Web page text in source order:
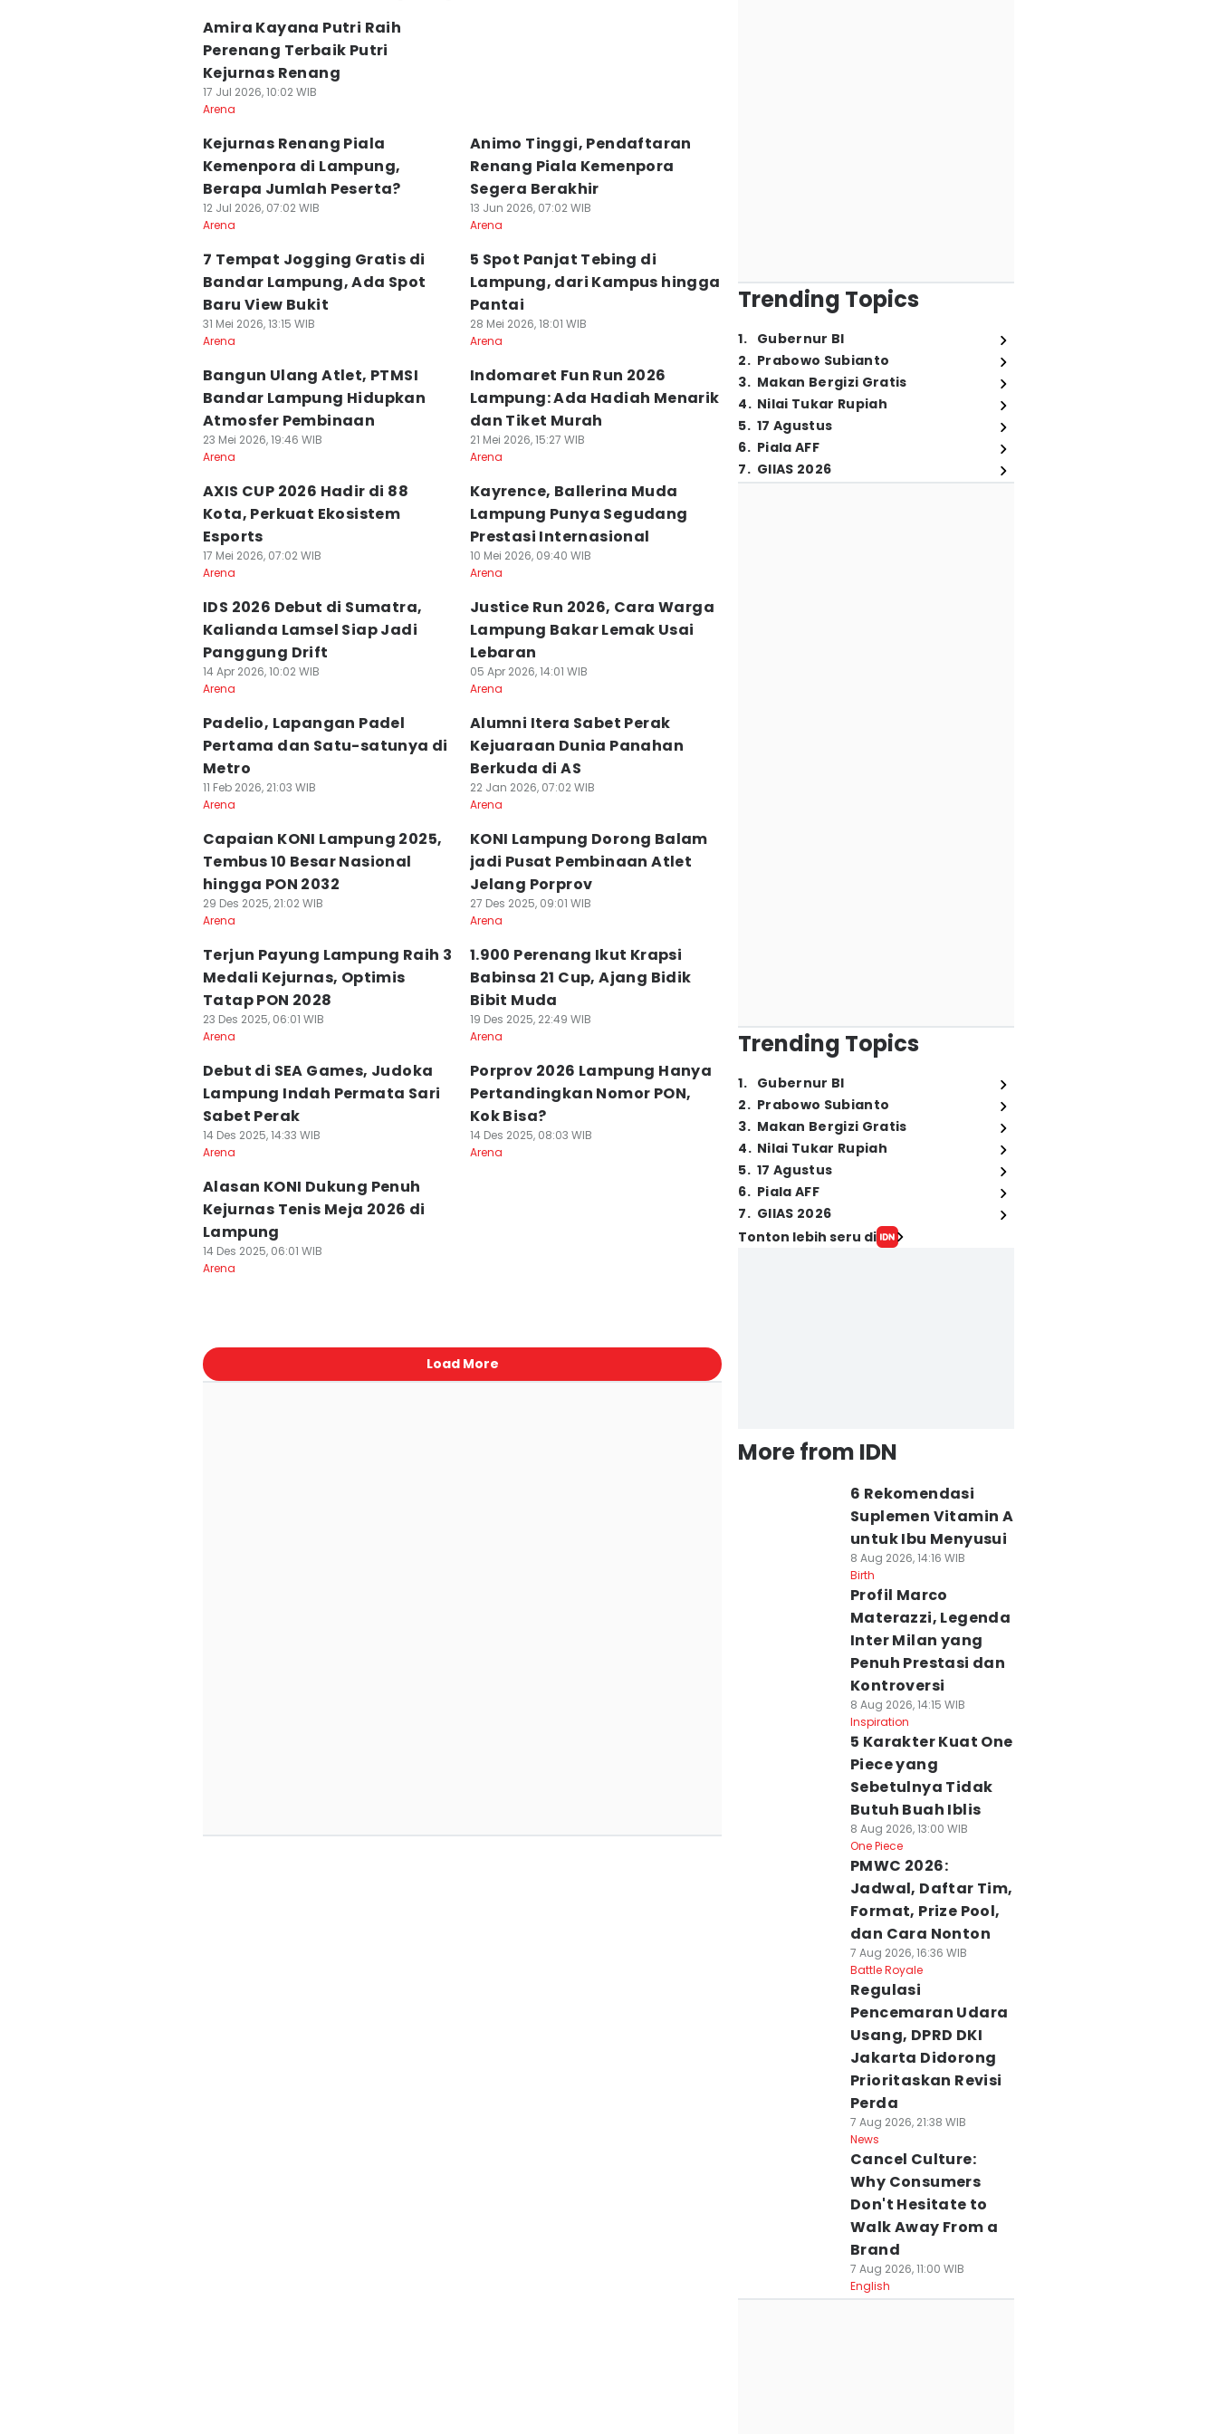
Amira Kayana Putri Raih
Perenang Terbaik Putri
Kejurnas Renang
17 Jul 2026, 10:02 WIB
Arena
Kejurnas Renang Piala
Kemenpora di Lampung,
Berapa Jumlah Peserta?
12 Jul 2026, 07:02 WIB
Arena
Animo Tinggi, Pendaftaran
Renang Piala Kemenpora
Segera Berakhir
13 Jun 2026, 07:02 WIB
Arena
7 Tempat Jogging Gratis di
Bandar Lampung, Ada Spot
Baru View Bukit
31 Mei 2026, 13:15 WIB
Arena
5 Spot Panjat Tebing di
Lampung, dari Kampus hingga
Pantai
28 Mei 2026, 18:01 WIB
Arena
Bangun Ulang Atlet, PTMSI
Bandar Lampung Hidupkan
Atmosfer Pembinaan
23 Mei 2026, 19:46 WIB
Arena
Indomaret Fun Run 2026
Lampung: Ada Hadiah Menarik
dan Tiket Murah
21 Mei 2026, 15:27 WIB
Arena
AXIS CUP 2026 Hadir di 88
Kota, Perkuat Ekosistem
Esports
17 Mei 2026, 07:02 WIB
Arena
Kayrence, Ballerina Muda
Lampung Punya Segudang
Prestasi Internasional
10 Mei 2026, 09:40 WIB
Arena
IDS 2026 Debut di Sumatra,
Kalianda Lamsel Siap Jadi
Panggung Drift
14 Apr 2026, 10:02 WIB
Arena
Justice Run 2026, Cara Warga
Lampung Bakar Lemak Usai
Lebaran
05 Apr 2026, 14:01 WIB
Arena
Padelio, Lapangan Padel
Pertama dan Satu-satunya di
Metro
11 Feb 2026, 21:03 WIB
Arena
Alumni Itera Sabet Perak
Kejuaraan Dunia Panahan
Berkuda di AS
22 Jan 2026, 07:02 WIB
Arena
Capaian KONI Lampung 2025,
Tembus 10 Besar Nasional
hingga PON 2032
29 Des 2025, 21:02 WIB
Arena
KONI Lampung Dorong Balam
jadi Pusat Pembinaan Atlet
Jelang Porprov
27 Des 2025, 09:01 WIB
Arena
Terjun Payung Lampung Raih 3
Medali Kejurnas, Optimis
Tatap PON 2028
23 Des 2025, 06:01 WIB
Arena
1.900 Perenang Ikut Krapsi
Babinsa 21 Cup, Ajang Bidik
Bibit Muda
19 Des 2025, 22:49 WIB
Arena
Debut di SEA Games, Judoka
Lampung Indah Permata Sari
Sabet Perak
14 Des 2025, 14:33 WIB
Arena
Porprov 2026 Lampung Hanya
Pertandingkan Nomor PON,
Kok Bisa?
14 Des 2025, 08:03 WIB
Arena
Alasan KONI Dukung Penuh
Kejurnas Tenis Meja 2026 di
Lampung
14 Des 2025, 06:01 WIB
Arena
Load More
Trending Topics
1. Gubernur BI
2. Prabowo Subianto
3. Makan Bergizi Gratis
4. Nilai Tukar Rupiah
5. 17 Agustus
6. Piala AFF
7. GIIAS 2026
Trending Topics
1. Gubernur BI
2. Prabowo Subianto
3. Makan Bergizi Gratis
4. Nilai Tukar Rupiah
5. 17 Agustus
6. Piala AFF
7. GIIAS 2026
Tonton lebih seru di
More from IDN
6 Rekomendasi
Suplemen Vitamin A
untuk Ibu Menyusui
8 Aug 2026, 14:16 WIB
Birth
Profil Marco
Materazzi, Legenda
Inter Milan yang
Penuh Prestasi dan
Kontroversi
8 Aug 2026, 14:15 WIB
Inspiration
5 Karakter Kuat One
Piece yang
Sebetulnya Tidak
Butuh Buah Iblis
8 Aug 2026, 13:00 WIB
One Piece
PMWC 2026:
Jadwal, Daftar Tim,
Format, Prize Pool,
dan Cara Nonton
7 Aug 2026, 16:36 WIB
Battle Royale
Regulasi
Pencemaran Udara
Usang, DPRD DKI
Jakarta Didorong
Prioritaskan Revisi
Perda
7 Aug 2026, 21:38 WIB
News
Cancel Culture:
Why Consumers
Don't Hesitate to
Walk Away From a
Brand
7 Aug 2026, 11:00 WIB
English